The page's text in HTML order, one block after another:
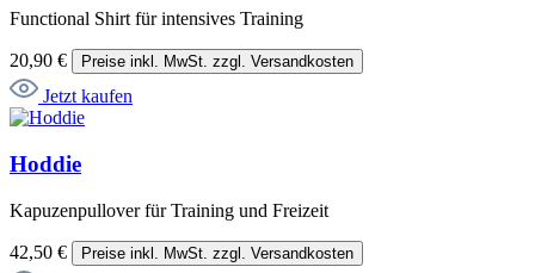
Functional Shirt für intensives Training
20,90 € Preise inkl. MwSt. zzgl. Versandkosten
Jetzt kaufen
Hoddie
Kapuzenpullover für Training und Freizeit
42,50 € Preise inkl. MwSt. zzgl. Versandkosten